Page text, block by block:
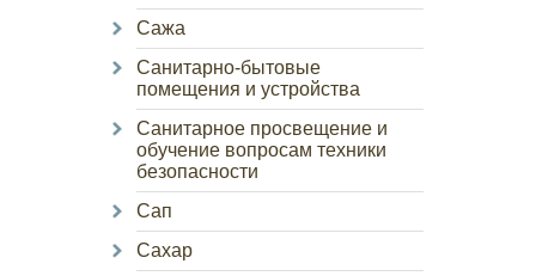
Сажа
Санитарно-бытовые
помещения и устройства
Санитарное просвещение и
обучение вопросам техники
безопасности
Сап
Сахар